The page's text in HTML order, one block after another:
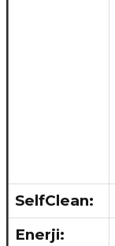
SelfClean:
Enerji: